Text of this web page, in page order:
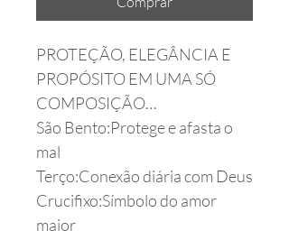
PROTEÇÃO, ELEGÂNCIA E
PROPÓSITO EM UMA SÓ
COMPOSIÇÃO…
São Bento:Protege e afasta o
mal
Terço:Conexão diária com Deus
Crucifixo:Símbolo do amor
maior